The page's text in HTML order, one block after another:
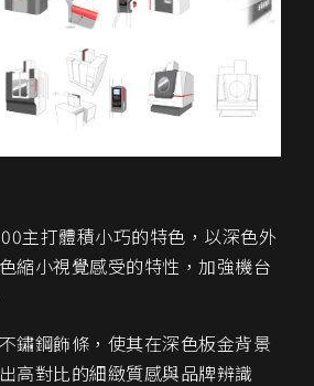
主打體積小巧的特色，以深色外
縮小視覺感受的特性，加強機台
鏽鋼飾條，使其在深色板金背景
高對比的細緻質感與品牌辨識